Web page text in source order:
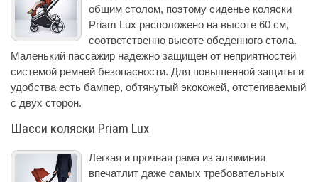
общим столом, поэтому сиденье коляски
Priam Lux расположено на высоте 60 см,
соответственно высоте обеденного стола.
Маленький пассажир надежно защищен от неприятностей
системой ремней безопасности. Для повышенной защиты и
удобства есть бампер, обтянутый экокожей, отстегиваемый
с двух сторон.
Шасси коляски Priam Lux
Легкая и прочная рама из алюминия
впечатлит даже самых требовательных